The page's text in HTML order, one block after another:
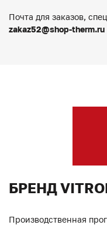
Почта для заказов,
zakaz52@shop-therm.ru
БРЕНД
Производственная